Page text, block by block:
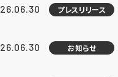
26.06.30 プレスリリース
26.06.30 お知らせ